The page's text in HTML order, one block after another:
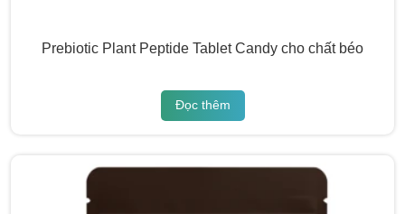
Prebiotic Plant Peptide Tablet Candy cho chất béo
Đọc thêm